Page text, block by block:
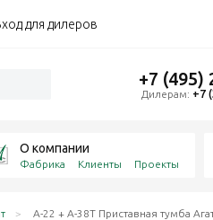
для дилеров
+7 (495)
Дилерам: +7
О компании
Фабрика Клиенты Проекты
А-22 + А-38Т Приставная тумба